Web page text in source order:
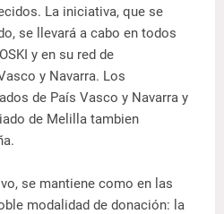
La iniciativa, que se
se llevará a cabo en todos
y en su red de
y Navarra. Los
de País Vasco y Navarra y
de Melilla tambien
se mantiene como en las
modalidad de donación: la